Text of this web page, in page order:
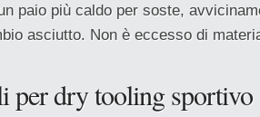
paio più caldo per soste,
asciutto. Non è eccesso di
per dry tooling sportivo